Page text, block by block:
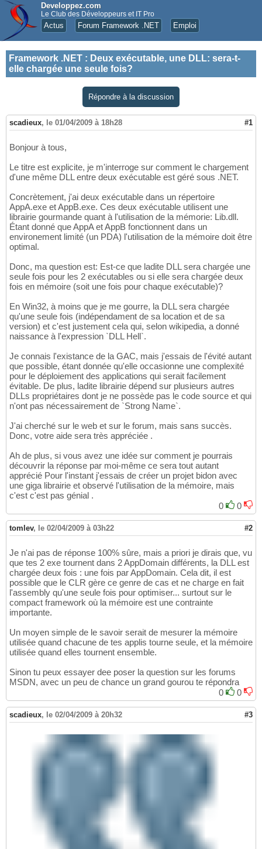
Developpez.com
Le Club des Développeurs et IT Pro
Actus Forum Framework .NET Emploi
Framework .NET : Deux exécutable, une DLL: sera-t-
elle chargée une seule fois?
Répondre à la discussion
scadieux, le 01/04/2009 à 18h28 #1
Bonjour à tous,
Le titre est explicite, je m'interroge sur comment le chargement
d'une même DLL entre deux exécutable est géré sous .NET.
Concrètement, j'ai deux exécutable dans un répertoire
AppA.exe et AppB.exe. Ces deux exécutable utilisent une
librairie gourmande quant à l'utilisation de la mémorie: Lib.dll.
Étant donné que AppA et AppB fonctionnent dans un
environement limité (un PDA) l'utilisation de la mémoire doit être
optimal.
Donc, ma question est: Est-ce que ladite DLL sera chargée une
seule fois pour les 2 exécutables ou si elle sera chargée deux
fois en mémoire (soit une fois pour chaque exécutable)?
En Win32, à moins que je me gourre, la DLL sera chargée
qu'une seule fois (indépendament de sa location et de sa
version) et c'est justement cela qui, selon wikipedia, a donné
naissance à l'expression `DLL Hell`.
Je connais l'existance de la GAC, mais j'essais de l'évité autant
que possible, étant donnée qu'elle occasionne une complexité
pour le déploiement des applications qui serait facilement
évitable. De plus, ladite librairie dépend sur plusieurs autres
DLLs propriétaires dont je ne possède pas le code source et qui
n'ont pas nécessairement de `Strong Name`.
J'ai cherché sur le web et sur le forum, mais sans succès.
Donc, votre aide sera très appréciée .
Ah de plus, si vous avez une idée sur comment je pourrais
découvrir la réponse par moi-même ce sera tout autant
apprécié Pour l'instant j'essais de créer un projet bidon avec
une giga librairie et observé l'utilisation de la mémoire, mais
c'est c'est pas génial .
0
0
tomlev, le 02/04/2009 à 03h22 #2
Je n'ai pas de réponse 100% sûre, mais a priori je dirais que, vu
que tes 2 exe tournent dans 2 AppDomain différents, la DLL est
chargée deux fois : une fois par AppDomain. Cela dit, il est
possible que le CLR gère ce genre de cas et ne charge en fait
l'assembly qu'une seule fois pour optimiser... surtout sur le
compact framework où la mémoire est une contrainte
importante.
Un moyen simple de le savoir serait de mesurer la mémoire
utilisée quand chacune de tes applis tourne seule, et la mémoire
utilisée quand elles tournent ensemble.
Sinon tu peux essayer dee poser la question sur les forums
MSDN, avec un peu de chance un grand gourou te répondra
0
0
scadieux, le 02/04/2009 à 20h32 #3